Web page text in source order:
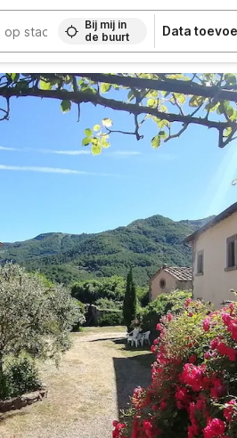
Bij mij in
de buurt
Data